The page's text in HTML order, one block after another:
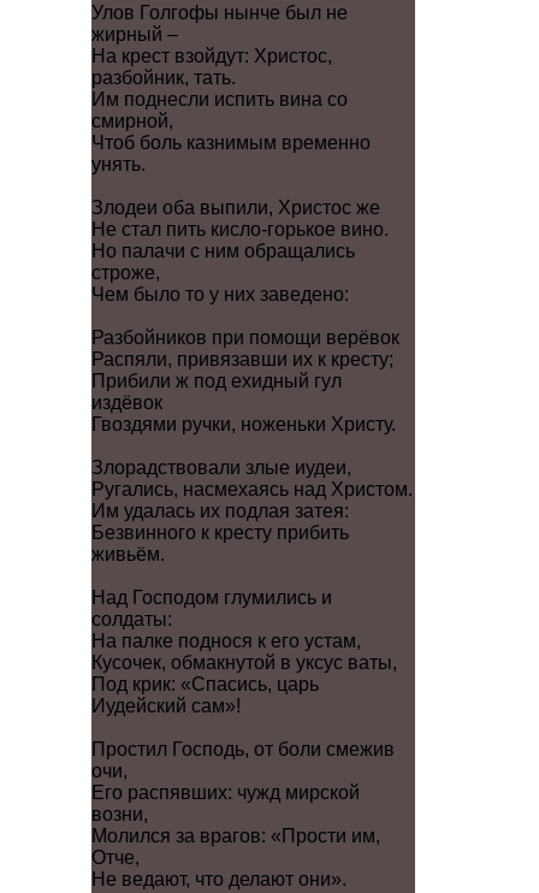
Улов Голгофы нынче был не
жирный –
На крест взойдут: Христос,
разбойник, тать.
Им поднесли испить вина со
смирной,
Чтоб боль казнимым временно
унять.
Злодеи оба выпили, Христос же
Не стал пить кисло-горькое вино.
Но палачи с ним обращались
строже,
Чем было то у них заведено:
Разбойников при помощи верёвок
Распяли, привязавши их к кресту;
Прибили ж под ехидный гул
издёвок
Гвоздями ручки, ноженьки Христу.
Злорадствовали злые иудеи,
Ругались, насмехаясь над Христом.
Им удалась их подлая затея:
Безвинного к кресту прибить
живьём.
Над Господом глумились и
солдаты:
На палке поднося к его устам,
Кусочек, обмакнутой в уксус ваты,
Под крик: «Спасись, царь
Иудейский сам»!
Простил Господь, от боли смежив
очи,
Его распявших: чужд мирской
возни,
Молился за врагов: «Прости им,
Отче,
Не ведают, что делают они».